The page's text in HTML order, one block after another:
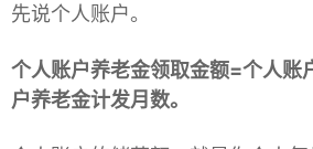
先说个人账户。
个人账户养老金领取金额=个人账
户养老金计发月数。